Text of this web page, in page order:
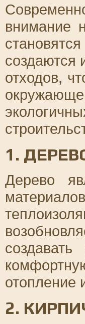
внимание
создаются
отходов,
1.
Дерево
отопление
2.